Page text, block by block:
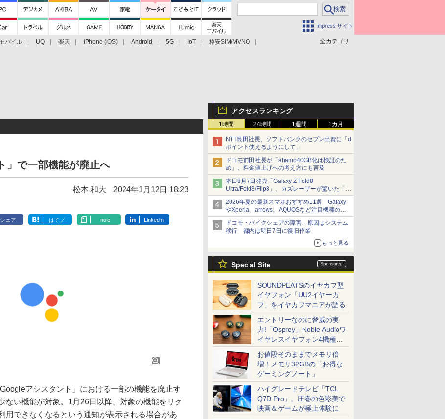
Impress サイト
全カテゴリ
バイル UQ 楽天 iPhone (iOS) Android 5G IoT
格安SIM/MVNO
アクセスランキング
1時間 24時間 1週間 1カ月
NTT島田社長、ソフトバンクのセブン出資に「d
ポイント使えるようにして」
ドコモ前田社長が「ahamo40GB化は検証のた
め」、料金値上げへの考え方にも言及
本日8月7日発売「Galaxy Z Fold8
Ultra/Fold8/Flip8」、カズレーザーが驚いた「そ
ば屋のメニュー並みの薄さ」
2026年夏の最新スマホおすすめ11選 Galaxy
やXperia、arrows、AQUOSなど注目機種の特
徴は
ドコモ・バイクシェアの障害、原因はシステム
移行 都内は明日7日に復旧作業
もっと見る
Special Site
SOUNDPEATSのイヤカフ型
イヤフォン「UU2イヤーカ
フ」をイヤカフマニアが語る
エントリーなのに脅威の実
力!「Osprey」Noble Audioワ
イヤレスイヤフォン4機種を
一気に聴く
お値段そのままでメモリ倍
増！メモリ32GBの「お得な
ゲーミングノート」
ハイグレードテレビ「TCL
Q7D Pro」。圧巻の色彩美で
映画＆ゲームが極上体験に
」で一部機能が廃止へ
松本 和大 2024年1月12日 18:23
シェア はてブ note LinkedIn
アシスタント」における一部の機能を廃止す
ない機能が対象。1月26日以降、対象の機能をリク
用できなくなるという通知が表示される場合があ